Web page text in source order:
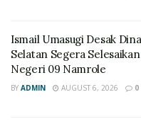
Ismail Umasugi Desak
Selatan Segera
Negeri 09 Namrole
BY ADMIN AUGUST 6, 2026 0